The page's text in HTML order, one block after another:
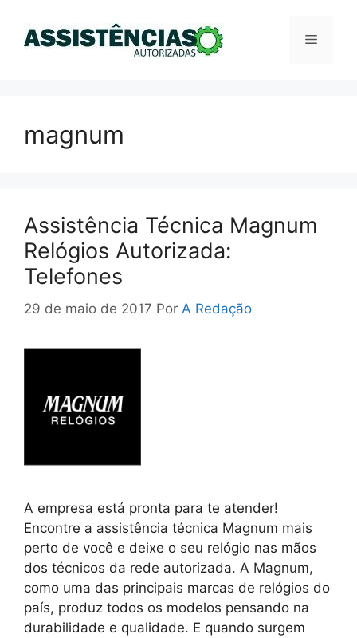
Menu
magnum
Assistência Técnica Magnum
Relógios Autorizada:
Telefones
29 de maio de 2017 Por A Redação
A empresa está pronta para te atender!
Encontre a assistência técnica Magnum mais
perto de você e deixe o seu relógio nas mãos
dos técnicos da rede autorizada. A Magnum,
como uma das principais marcas de relógios do
país, produz todos os modelos pensando na
durabilidade e qualidade. E quando surgem